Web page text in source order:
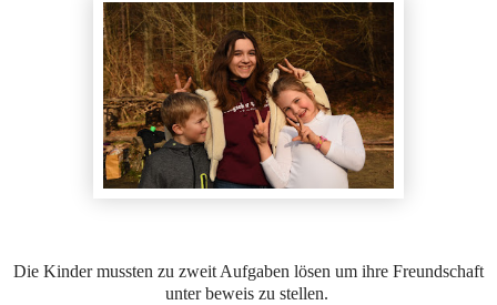
Die Kinder mussten zu zweit Aufgaben lösen um ihre Freundschaft
unter beweis zu stellen.